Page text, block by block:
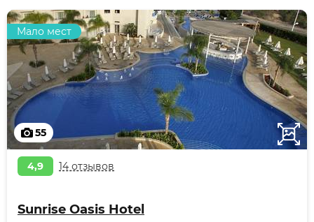
55
Мало мест
4,9 14 отзывов
Sunrise Oasis Hotel